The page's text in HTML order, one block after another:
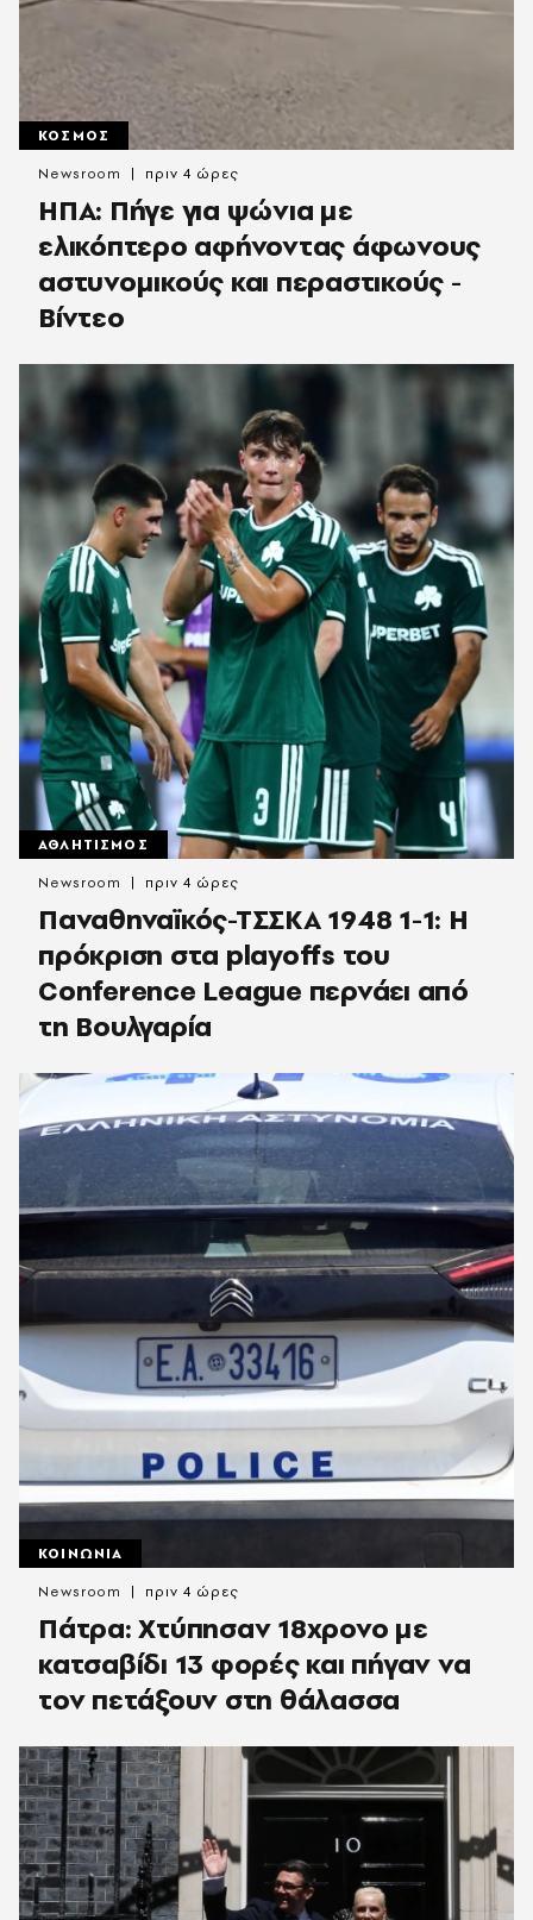
ΚΟΣΜΟΣ
ΗΠΑ: Πήγε για ψώνια με
ελικόπτερο αφήνοντας άφωνους
αστυνομικούς και περαστικούς -
Βίντεο
Newsroom πριν 4 ώρες
ΑΘΛΗΤΙΣΜΟΣ
Παναθηναϊκός-ΤΣΣΚΑ 1948 1-1: Η
πρόκριση στα playoffs του
Conference League περνάει από
τη Βουλγαρία
Newsroom πριν 4 ώρες
ΚΟΙΝΩΝΙΑ
Πάτρα: Χτύπησαν 18χρονο με
κατσαβίδι 13 φορές και πήγαν να
τον πετάξουν στη θάλασσα
Newsroom πριν 4 ώρες